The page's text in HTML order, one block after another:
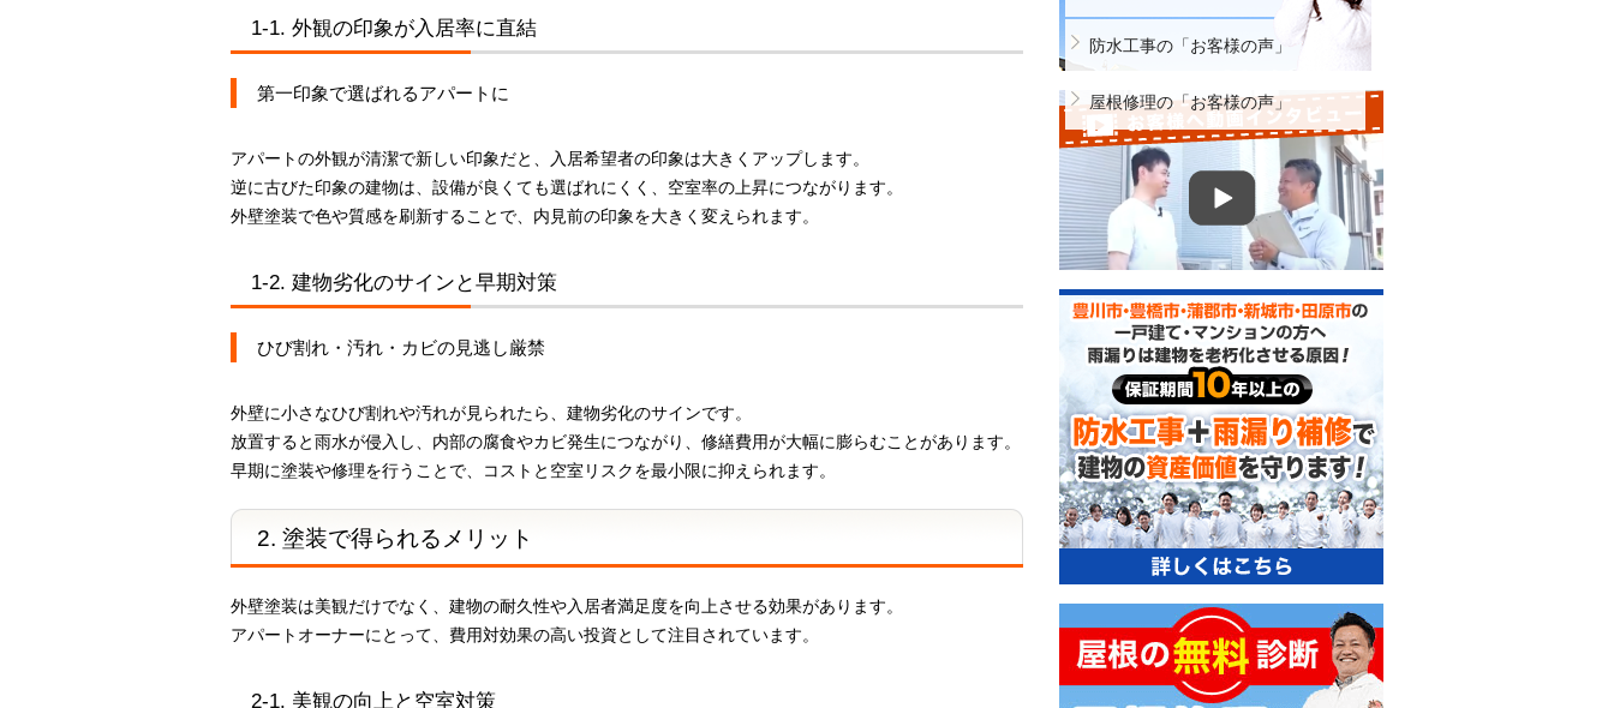
1-1. 外観の印象が入居率に直結
第一印象で選ばれるアパートに
アパートの外観が清潔で新しい印象だと、入居希望者の印象は大きくアップします。
逆に古びた印象の建物は、設備が良くても選ばれにくく、空室率の上昇につながります。
外壁塗装で色や質感を刷新することで、内見前の印象を大きく変えられます。
1-2. 建物劣化のサインと早期対策
ひび割れ・汚れ・カビの見逃し厳禁
外壁に小さなひび割れや汚れが見られたら、建物劣化のサインです。
放置すると雨水が侵入し、内部の腐食やカビ発生につながり、修繕費用が大幅に膨らむことがあります。
早期に塗装や修理を行うことで、コストと空室リスクを最小限に抑えられます。
2. 塗装で得られるメリット
外壁塗装は美観だけでなく、建物の耐久性や入居者満足度を向上させる効果があります。
アパートオーナーにとって、費用対効果の高い投資として注目されています。
2-1. 美観の向上と空室対策
防水工事の「お客様の声」
屋根修理の「お客様の声」